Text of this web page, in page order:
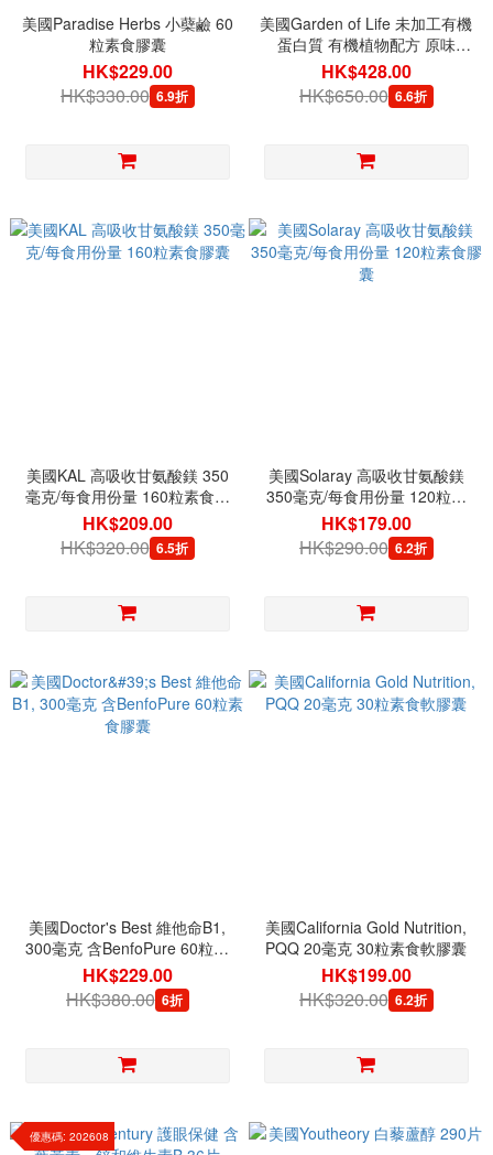
美國Paradise Herbs 小蘗鹼 60
粒素食膠囊
HK$229.00
HK$330.00 6.9折
美國Garden of Life 未加工有機
蛋白質 有機植物配方 原味
19.75盎司 (560克)
HK$428.00
HK$650.00 6.6折
美國KAL 高吸收甘氨酸鎂 350
毫克/每食用份量 160粒素食膠
囊
HK$209.00
HK$320.00 6.5折
美國Solaray 高吸收甘氨酸鎂
350毫克/每食用份量 120粒素
食膠囊
HK$179.00
HK$290.00 6.2折
美國Doctor's Best 維他命B1,
300毫克 含BenfoPure 60粒素
食膠囊
HK$229.00
HK$380.00 6折
美國California Gold Nutrition,
PQQ 20毫克 30粒素食軟膠囊
HK$199.00
HK$320.00 6.2折
優惠碼: 202608